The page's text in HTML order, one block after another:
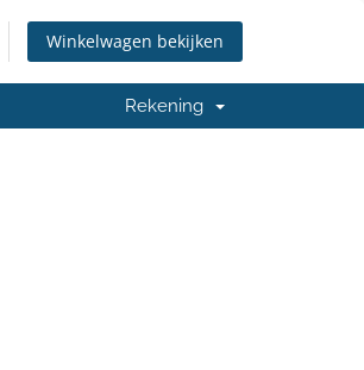
Winkelwagen bekijken
Rekening